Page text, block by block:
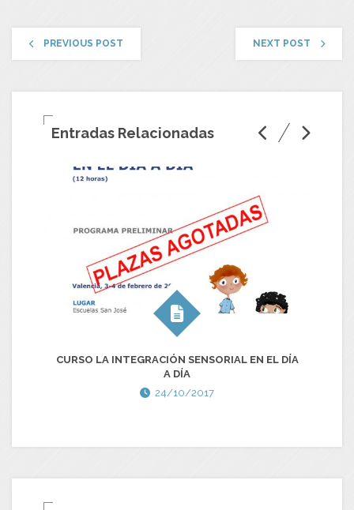
PREVIOUS POST NEXT POST
Entradas Relacionadas
CURSO LA INTEGRACIÓN SENSORIAL EN EL DÍA
A DÍA
24/10/2017